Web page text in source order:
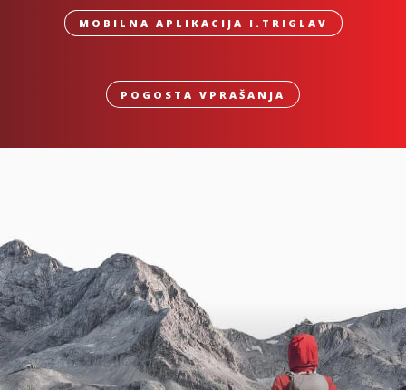
MOBILNA APLIKACIJA I.TRIGLAV
POGOSTA VPRAŠANJA